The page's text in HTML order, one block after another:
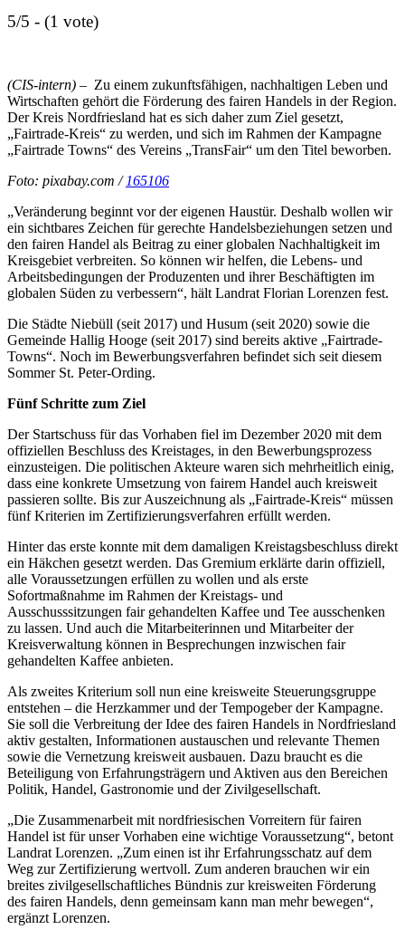
5/5 - (1 vote)
(CIS-intern) – Zu einem zukunftsfähigen, nachhaltigen Leben und
Wirtschaften gehört die Förderung des fairen Handels in der Region.
Der Kreis Nordfriesland hat es sich daher zum Ziel gesetzt,
„Fairtrade-Kreis“ zu werden, und sich im Rahmen der Kampagne
„Fairtrade Towns“ des Vereins „TransFair“ um den Titel beworben.
Foto: pixabay.com / 165106
„Veränderung beginnt vor der eigenen Haustür. Deshalb wollen wir
ein sichtbares Zeichen für gerechte Handelsbeziehungen setzen und
den fairen Handel als Beitrag zu einer globalen Nachhaltigkeit im
Kreisgebiet verbreiten. So können wir helfen, die Lebens- und
Arbeitsbedingungen der Produzenten und ihrer Beschäftigten im
globalen Süden zu verbessern“, hält Landrat Florian Lorenzen fest.
Die Städte Niebüll (seit 2017) und Husum (seit 2020) sowie die
Gemeinde Hallig Hooge (seit 2017) sind bereits aktive „Fairtrade-
Towns“. Noch im Bewerbungsverfahren befindet sich seit diesem
Sommer St. Peter-Ording.
Fünf Schritte zum Ziel
Der Startschuss für das Vorhaben fiel im Dezember 2020 mit dem
offiziellen Beschluss des Kreistages, in den Bewerbungsprozess
einzusteigen. Die politischen Akteure waren sich mehrheitlich einig,
dass eine konkrete Umsetzung von fairem Handel auch kreisweit
passieren sollte. Bis zur Auszeichnung als „Fairtrade-Kreis“ müssen
fünf Kriterien im Zertifizierungsverfahren erfüllt werden.
Hinter das erste konnte mit dem damaligen Kreistagsbeschluss direkt
ein Häkchen gesetzt werden. Das Gremium erklärte darin offiziell,
alle Voraussetzungen erfüllen zu wollen und als erste
Sofortmaßnahme im Rahmen der Kreistags- und
Ausschusssitzungen fair gehandelten Kaffee und Tee ausschenken
zu lassen. Und auch die Mitarbeiterinnen und Mitarbeiter der
Kreisverwaltung können in Besprechungen inzwischen fair
gehandelten Kaffee anbieten.
Als zweites Kriterium soll nun eine kreisweite Steuerungsgruppe
entstehen – die Herzkammer und der Tempogeber der Kampagne.
Sie soll die Verbreitung der Idee des fairen Handels in Nordfriesland
aktiv gestalten, Informationen austauschen und relevante Themen
sowie die Vernetzung kreisweit ausbauen. Dazu braucht es die
Beteiligung von Erfahrungsträgern und Aktiven aus den Bereichen
Politik, Handel, Gastronomie und der Zivilgesellschaft.
„Die Zusammenarbeit mit nordfriesischen Vorreitern für fairen
Handel ist für unser Vorhaben eine wichtige Voraussetzung“, betont
Landrat Lorenzen. „Zum einen ist ihr Erfahrungsschatz auf dem
Weg zur Zertifizierung wertvoll. Zum anderen brauchen wir ein
breites zivilgesellschaftliches Bündnis zur kreisweiten Förderung
des fairen Handels, denn gemeinsam kann man mehr bewegen“,
ergänzt Lorenzen.